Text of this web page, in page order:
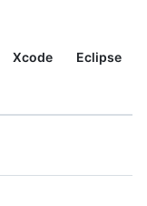
Xcode Eclipse